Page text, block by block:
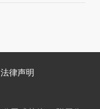
转
法律声明